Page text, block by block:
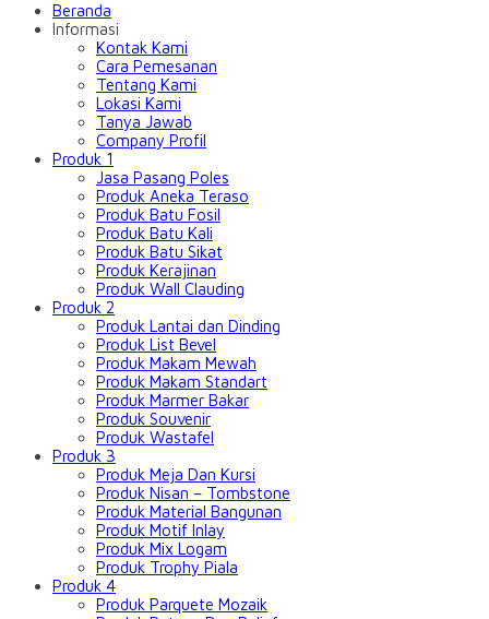
Beranda
Informasi
Kontak Kami
Cara Pemesanan
Tentang Kami
Lokasi Kami
Tanya Jawab
Company Profil
Produk 1
Jasa Pasang Poles
Produk Aneka Teraso
Produk Batu Fosil
Produk Batu Kali
Produk Batu Sikat
Produk Kerajinan
Produk Wall Clauding
Produk 2
Produk Lantai dan Dinding
Produk List Bevel
Produk Makam Mewah
Produk Makam Standart
Produk Marmer Bakar
Produk Souvenir
Produk Wastafel
Produk 3
Produk Meja Dan Kursi
Produk Nisan – Tombstone
Produk Material Bangunan
Produk Motif Inlay
Produk Mix Logam
Produk Trophy Piala
Produk 4
Produk Parquete Mozaik